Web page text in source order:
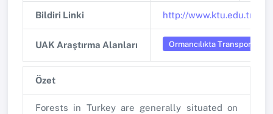
Bildiri Linki http://www.ktu.edu.tr/
UAK Araştırma Alanları Ormancılıkta Transport,
Özet
Forests in Turkey are generally situated on